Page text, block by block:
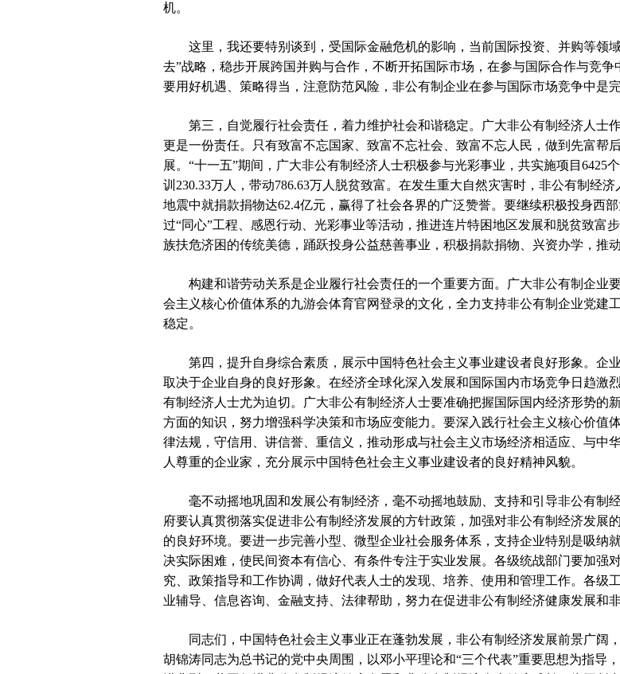
机。
这里，我还要特别谈到，受国际金融危机的影响，当前国际投资、并购等领
去”战略，稳步开展跨国并购与合作，不断开拓国际市场，在参与国际合作与竞
要用好机遇、策略得当，注意防范风险，非公有制企业在参与国际市场竞争中是
第三，自觉履行社会责任，着力维护社会和谐稳定。广大非公有制经济人士作
更是一份责任。只有致富不忘国家、致富不忘社会、致富不忘人民，做到先富帮
展。“十一五”期间，广大非公有制经济人士积极参与光彩事业，共实施项目6425
训230.33万人，带动786.63万人脱贫致富。在发生重大自然灾害时，非公有制经
地震中就捐款捐物达62.4亿元，赢得了社会各界的广泛赞誉。要继续积极投身西
过“同心”工程、感恩行动、光彩事业等活动，推进连片特困地区发展和脱贫致富
族扶危济困的传统美德，踊跃投身公益慈善事业，积极捐款捐物、兴资办学，推
构建和谐劳动关系是企业履行社会责任的一个重要方面。广大非公有制企业
会主义核心价值体系的九游会体育官网登录的文化，全力支持非公有制企业党建
稳定。
第四，提升自身综合素质，展示中国特色社会主义事业建设者良好形象。企业
取决于企业自身的良好形象。在经济全球化深入发展和国际国内市场竞争日趋激
有制经济人士尤为迫切。广大非公有制经济人士要准确把握国际国内经济形势的
方面的知识，努力增强科学决策和市场应变能力。要深入践行社会主义核心价值
律法规，守信用、讲信誉、重信义，推动形成与社会主义市场经济相适应、与中
人尊重的企业家，充分展示中国特色社会主义事业建设者的良好精神风貌。
毫不动摇地巩固和发展公有制经济，毫不动摇地鼓励、支持和引导非公有制
府要认真贯彻落实促进非公有制经济发展的方针政策，加强对非公有制经济发展
的良好环境。要进一步完善小型、微型企业社会服务体系，支持企业特别是吸纳
决实际困难，使民间资本有信心、有条件专注于实业发展。各级统战部门要加强
究、政策指导和工作协调，做好代表人士的发现、培养、使用和管理工作。各级
业辅导、信息咨询、金融支持、法律帮助，努力在促进非公有制经济健康发展和
同志们，中国特色社会主义事业正在蓬勃发展，非公有制经济发展前景广阔
胡锦涛同志为总书记的党中央周围，以邓小平理论和“三个代表”重要思想为指导